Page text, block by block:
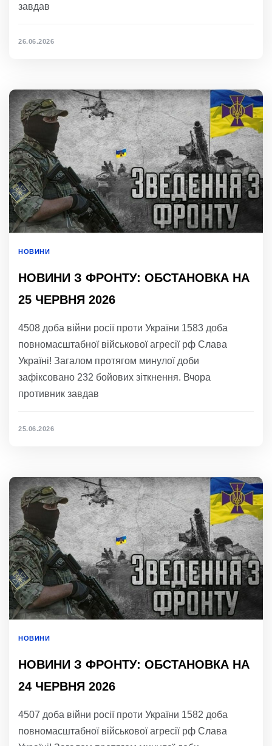
завдав
26.06.2026
НОВИНИ
НОВИНИ З ФРОНТУ: ОБСТАНОВКА НА
25 ЧЕРВНЯ 2026
4508 доба війни росії проти України 1583 доба
повномасштабної військової агресії рф Слава
Україні! Загалом протягом минулої доби
зафіксовано 232 бойових зіткнення. Вчора
противник завдав
25.06.2026
НОВИНИ
НОВИНИ З ФРОНТУ: ОБСТАНОВКА НА
24 ЧЕРВНЯ 2026
4507 доба війни росії проти України 1582 доба
повномасштабної військової агресії рф Слава